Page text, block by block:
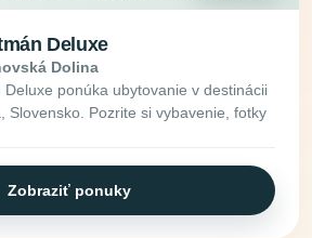
Deluxe
Dolina
ponúka ubytovanie v destinácii
Slovensko. Pozrite si vybavenie, fotky
Zobraziť ponuky